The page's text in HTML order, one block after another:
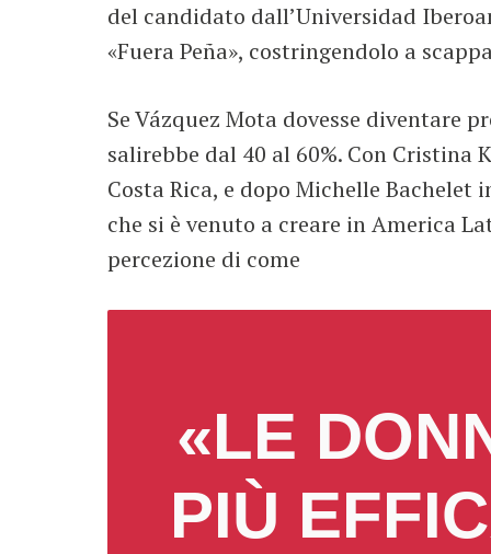
del candidato dall’Universidad
«Fuera Peña», costringendolo a
Se Vázquez Mota dovesse diventare
salirebbe dal 40 al 60%. Con
Costa Rica, e dopo Michelle Bachelet
che si è venuto a creare in America
percezione di come
«LE
PIÙ